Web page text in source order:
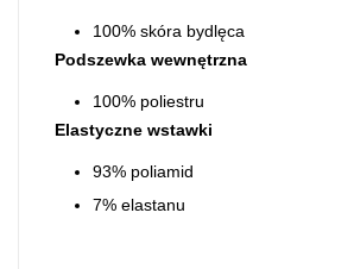
100% skóra bydlęca
Podszewka wewnętrzna
100% poliestru
Elastyczne wstawki
93% poliamid
7% elastanu